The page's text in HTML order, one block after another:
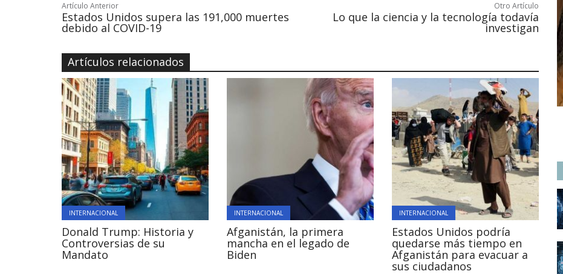
Artículo Anterior
Estados Unidos supera las 191,000 muertes
debido al COVID-19
Otro Artículo
Lo que la ciencia y la tecnología todavía
investigan
Artículos relacionados
INTERNACIONAL
Donald Trump: Historia y
Controversias de su
Mandato
INTERNACIONAL
Afganistán, la primera
mancha en el legado de
Biden
INTERNACIONAL
Estados Unidos podría
quedarse más tiempo en
Afganistán para evacuar a
sus ciudadanos